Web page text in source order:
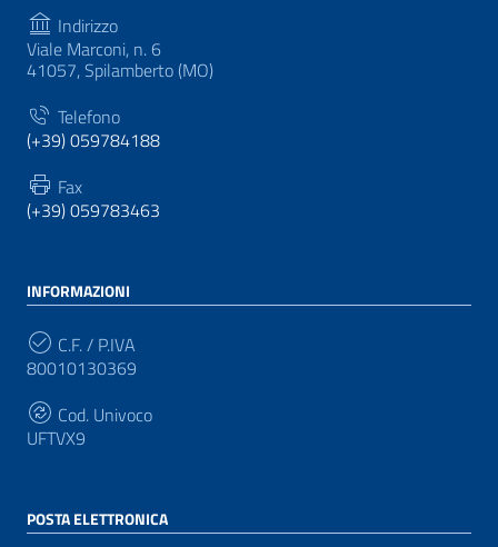
Indirizzo
Viale Marconi, n. 6
41057, Spilamberto (MO)
Telefono
(+39) 059784188
Fax
(+39) 059783463
INFORMAZIONI
C.F. / P.IVA
80010130369
Cod. Univoco
UFTVX9
POSTA ELETTRONICA